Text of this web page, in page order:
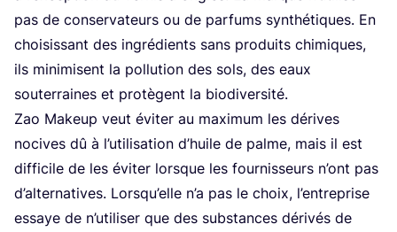
pas de conser­va­teurs ou de par­fums syn­thé­tiques. En
choi­sis­sant des ingré­dients sans pro­duits chi­miques,
ils mini­misent la pol­lu­tion des sols, des eaux
sou­ter­raines et pro­tègent la biodiversité.
Zao Makeup veut évi­ter au maxi­mum les dérives
nocives dû à l’utilisation d’huile de palme, mais il est
dif­fi­cile de les évi­ter lorsque les four­nis­seurs n’ont pas
d’al­ter­na­tives. Lorsqu’elle n’a pas le choix, l’entreprise
essaye de n’u­ti­li­ser que des sub­stances déri­vés de